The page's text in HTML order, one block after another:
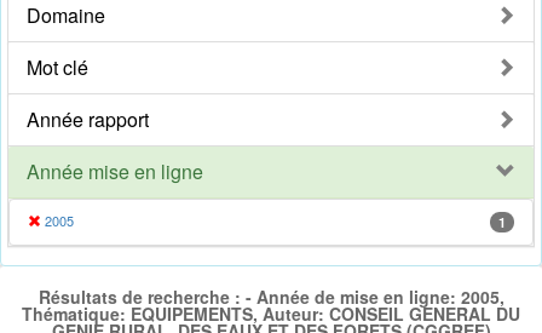
Domaine
Mot clé
Année rapport
Année mise en ligne
2005 1
Résultats de recherche : - Année de mise en ligne: 2005,
Thématique: EQUIPEMENTS, Auteur: CONSEIL GENERAL DU